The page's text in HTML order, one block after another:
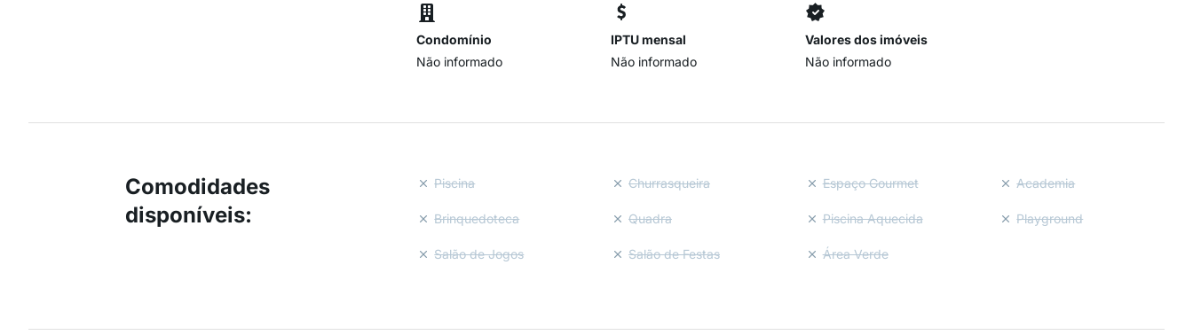
Condomínio
Não informado
IPTU mensal
Não informado
Valores dos imóveis
Não informado
Comodidades
disponíveis:
Piscina Churrasqueira Espaço Gourmet Academia
Brinquedoteca Quadra Piscina Aquecida Playground
Salão de Jogos Salão de Festas Área Verde